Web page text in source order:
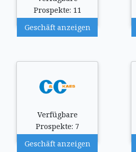
Prospekte: 11
Geschäft anzeigen
Verfügbare
Prospekte: 7
Geschäft anzeigen